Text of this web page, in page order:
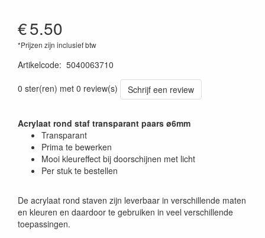
€5.50
*Prijzen zijn inclusief btw
Artikelcode: 5040063710
0 ster(ren) met 0 review(s)
Schrijf een review
Acrylaat rond staf transparant paars ø6mm
Transparant
Prima te bewerken
Mooi kleureffect bij doorschijnen met licht
Per stuk te bestellen
De acrylaat rond staven zijn leverbaar in verschillende maten
en kleuren en daardoor te gebruiken in veel verschillende
toepassingen.